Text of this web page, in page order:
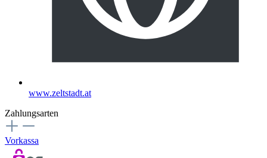
www.zeltstadt.at
Zahlungsarten
Vorkassa